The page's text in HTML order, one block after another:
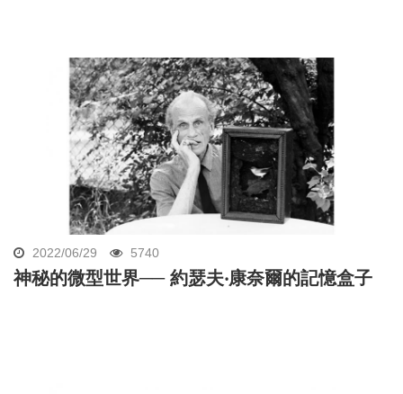
2022/06/29 5740
神秘的微型世界── 約瑟夫‧康奈爾的記憶盒子